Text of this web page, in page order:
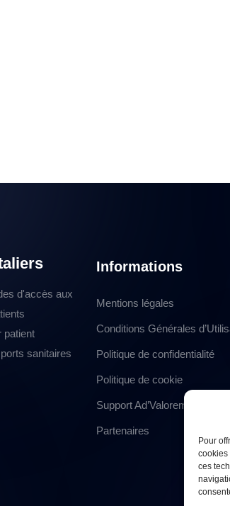
Pour
cookies
ces
d'accès aux
patient
sanitaires
Informations
Mentions légales
Conditions Générales
Politique de confidentialité
Politique de cookie
Support Ad’Valorem
Partenaires